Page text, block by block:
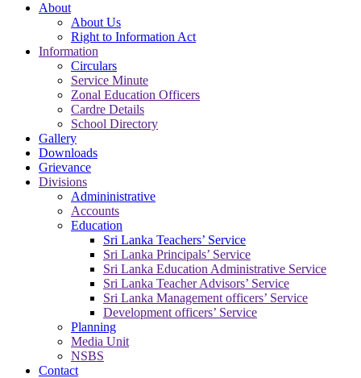
About
About Us
Right to Information Act
Information
Circulars
Service Minute
Zonal Education Officers
Cardre Details
School Directory
Gallery
Downloads
Grievance
Divisions
Admininistrative
Accounts
Education
Sri Lanka Teachers’ Service
Sri Lanka Principals’ Service
Sri Lanka Education Administrative Service
Sri Lanka Teacher Advisors’ Service
Sri Lanka Management officers’ Service
Development officers’ Service
Planning
Media Unit
NSBS
Contact